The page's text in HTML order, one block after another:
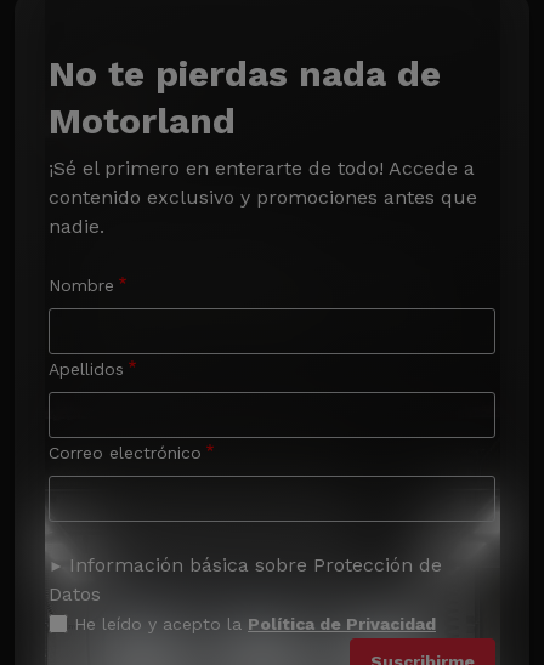
No te pierdas nada de
Motorland
¡Sé el primero en enterarte de todo! Accede a
contenido exclusivo y promociones antes que
nadie.
Nombre
Apellidos
Correo electrónico
Información básica sobre Protección de
Datos
He leído y acepto la Política de Privacidad